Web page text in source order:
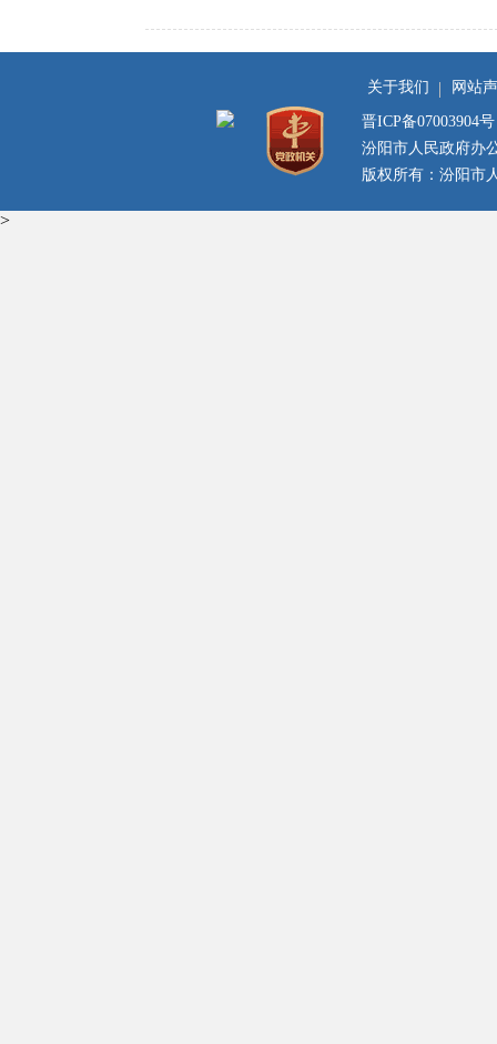
关于我们 网站
晋ICP备07003904号
汾阳市人民政府办
版权所有：汾阳市
>